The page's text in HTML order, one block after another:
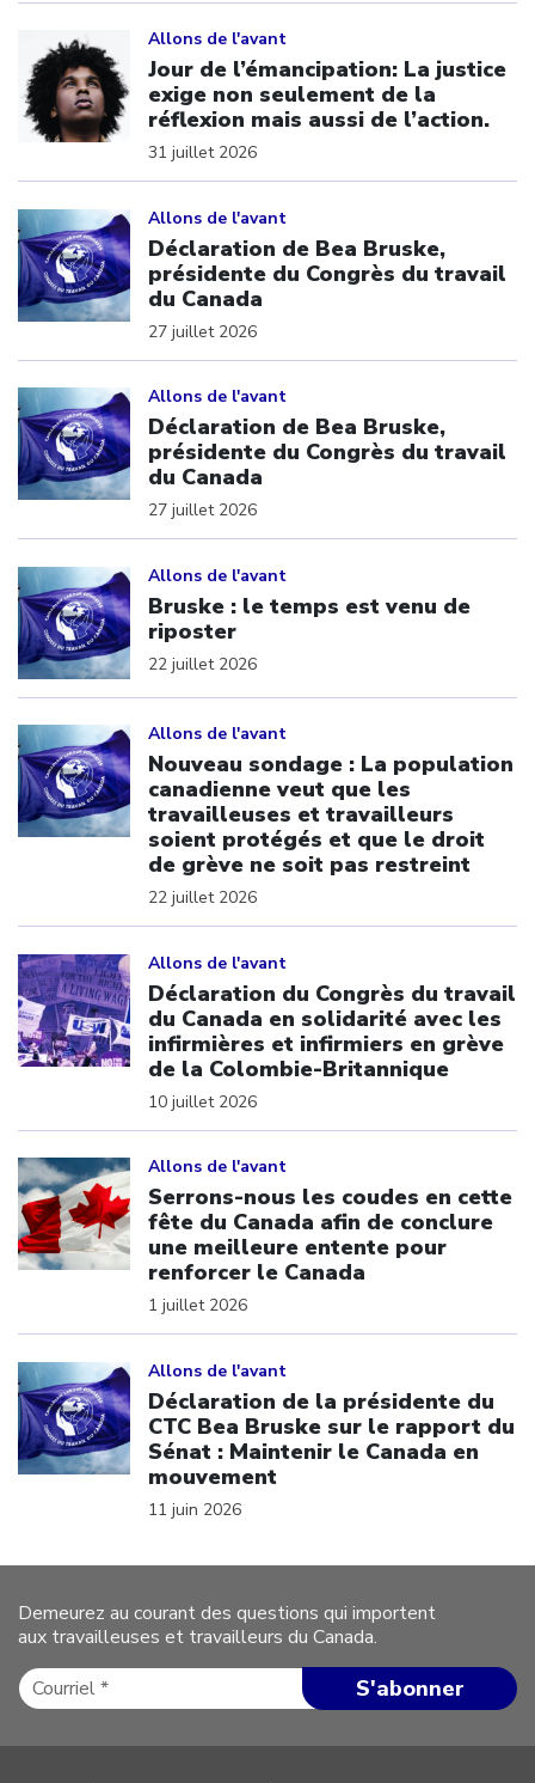
Allons de l'avant
Jour de l’émancipation: La justice
exige non seulement de la
réflexion mais aussi de l’action.
31 juillet 2026
Allons de l'avant
Déclaration de Bea Bruske,
présidente du Congrès du travail
du Canada
27 juillet 2026
Allons de l'avant
Déclaration de Bea Bruske,
présidente du Congrès du travail
du Canada
27 juillet 2026
Allons de l'avant
Bruske : le temps est venu de
riposter
22 juillet 2026
Allons de l'avant
Nouveau sondage : La population
canadienne veut que les
travailleuses et travailleurs
soient protégés et que le droit
de grève ne soit pas restreint
22 juillet 2026
Allons de l'avant
Déclaration du Congrès du travail
du Canada en solidarité avec les
infirmières et infirmiers en grève
de la Colombie-Britannique
10 juillet 2026
Allons de l'avant
Serrons-nous les coudes en cette
fête du Canada afin de conclure
une meilleure entente pour
renforcer le Canada
1 juillet 2026
Allons de l'avant
Déclaration de la présidente du
CTC Bea Bruske sur le rapport du
Sénat : Maintenir le Canada en
mouvement
11 juin 2026
Demeurez au courant des questions qui importent
aux travailleuses et travailleurs du Canada.